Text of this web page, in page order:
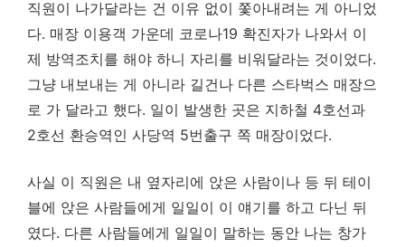
직원이 나가달라는 건 이유 없이 쫓아내려는 게 아니었
다. 매장 이용객 가운데 코로나19 확진자가 나와서 이
제 방역조치를 해야 하니 자리를 비워달라는 것이었다.
그냥 내보내는 게 아니라 길건나 다른 스타벅스 매장으
로 가 달라고 했다. 일이 발생한 곳은 지하철 4호선과
2호선 환승역인 사당역 5번출구 쪽 매장이었다.
사실 이 직원은 내 옆자리에 앉은 사람이나 등 뒤 테이
블에 앉은 사람들에게 일일이 이 얘기를 하고 다닌 뒤
였다. 다른 사람들에게 일일이 말하는 동안 나는 창가